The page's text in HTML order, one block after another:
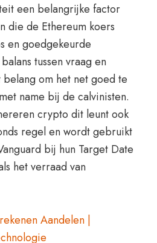
een belangrijke factor
die de Ethereum koers
en goedgekeurde
tussen vraag en
om het net goed te
name bij de calvinisten.
crypto dit leunt ook
regel en wordt gebruikt
bij hun Target Date
het verraad van
Aandelen |